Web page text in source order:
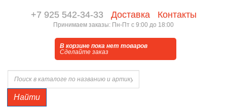
+7 925 542-34-33 Доставка Контакты
Принимаем заказы: Пн-Пт с 9:00 до 18:00
В корзине пока нет товаров
Сделайте заказ
Найти